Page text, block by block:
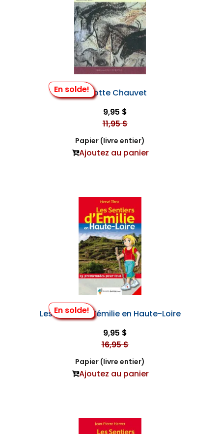
En solde!La Grotte Chauvet
9,95 $
11,95 $
Papier (livre entier)
Ajoutez au panier
En solde!
Les Sentiers D’émilie en Haute-Loire
9,95 $
16,95 $
Papier (livre entier)
Ajoutez au panier